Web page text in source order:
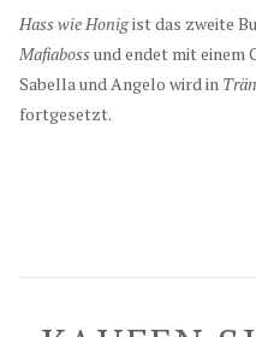
Hass wie Honigist das zweite
Mafiabossund endet mit einem
Sabella und Angelo wird in
fortgesetzt.